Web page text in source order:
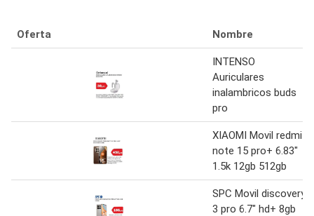
Oferta Nombre
INTENSO
Auriculares
inalambricos buds
pro
XIAOMI Movil redmi
note 15 pro+ 6.83"
1.5k 12gb 512gb
SPC Movil discovery
3 pro 6.7" hd+ 8gb